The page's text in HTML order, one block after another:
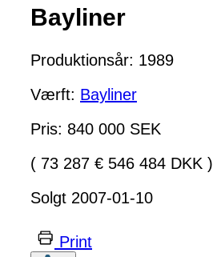
Bayliner
Produktionsår: 1989
Værft: Bayliner
Pris: 840 000 SEK
( 73 287 € 546 484 DKK )
Solgt 2007-01-10
Print